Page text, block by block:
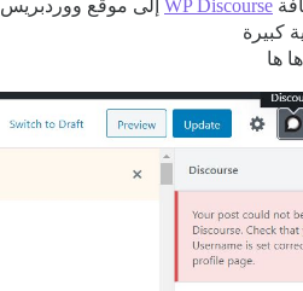
WP Discourse إلى موقع ووردبريس
كبيرة
ها